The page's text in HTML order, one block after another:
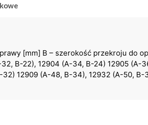
[mm] B – szerokość przekroju do
B-22), 12904 (A-34, B-24) 12905 (A-
12909 (A-48, B-34), 12932 (A-50, B-